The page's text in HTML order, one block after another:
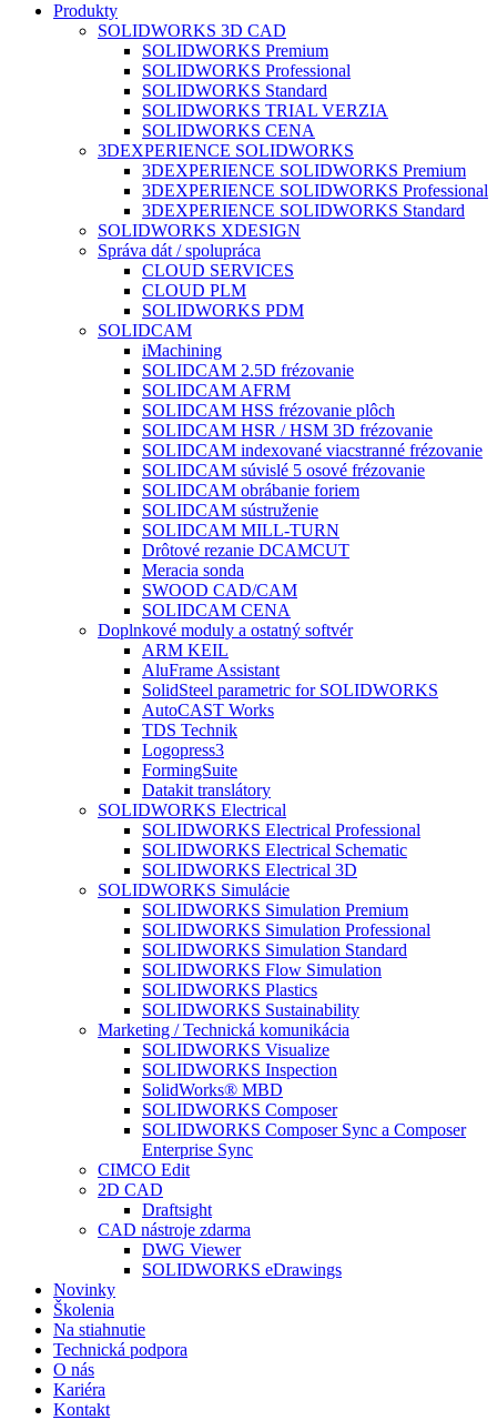
Produkty
SOLIDWORKS 3D CAD
SOLIDWORKS Premium
SOLIDWORKS Professional
SOLIDWORKS Standard
SOLIDWORKS TRIAL VERZIA
SOLIDWORKS CENA
3DEXPERIENCE SOLIDWORKS
3DEXPERIENCE SOLIDWORKS Premium
3DEXPERIENCE SOLIDWORKS Professional
3DEXPERIENCE SOLIDWORKS Standard
SOLIDWORKS XDESIGN
Správa dát / spolupráca
CLOUD SERVICES
CLOUD PLM
SOLIDWORKS PDM
SOLIDCAM
iMachining
SOLIDCAM 2.5D frézovanie
SOLIDCAM AFRM
SOLIDCAM HSS frézovanie plôch
SOLIDCAM HSR / HSM 3D frézovanie
SOLIDCAM indexované viacstranné frézovanie
SOLIDCAM súvislé 5 osové frézovanie
SOLIDCAM obrábanie foriem
SOLIDCAM sústruženie
SOLIDCAM MILL-TURN
Drôtové rezanie DCAMCUT
Meracia sonda
SWOOD CAD/CAM
SOLIDCAM CENA
Doplnkové moduly a ostatný softvér
ARM KEIL
AluFrame Assistant
SolidSteel parametric for SOLIDWORKS
AutoCAST Works
TDS Technik
Logopress3
FormingSuite
Datakit translátory
SOLIDWORKS Electrical
SOLIDWORKS Electrical Professional
SOLIDWORKS Electrical Schematic
SOLIDWORKS Electrical 3D
SOLIDWORKS Simulácie
SOLIDWORKS Simulation Premium
SOLIDWORKS Simulation Professional
SOLIDWORKS Simulation Standard
SOLIDWORKS Flow Simulation
SOLIDWORKS Plastics
SOLIDWORKS Sustainability
Marketing / Technická komunikácia
SOLIDWORKS Visualize
SOLIDWORKS Inspection
SolidWorks® MBD
SOLIDWORKS Composer
SOLIDWORKS Composer Sync a Composer
Enterprise Sync
CIMCO Edit
2D CAD
Draftsight
CAD nástroje zdarma
DWG Viewer
SOLIDWORKS eDrawings
Novinky
Školenia
Na stiahnutie
Technická podpora
O nás
Kariéra
Kontakt